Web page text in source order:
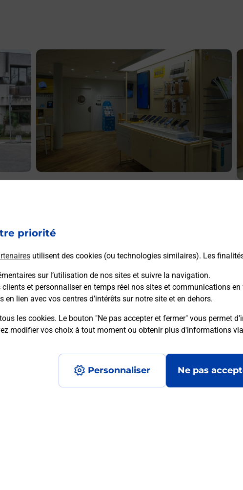
priorité
utilisent des cookies (ou technologies similaires). Les
sur l’utilisation de nos sites et suivre la navigation.
clients et personnaliser en temps réel nos sites et communications
lien avec vos centres d’intérêts sur notre site et en dehors.
les cookies. Le bouton "Ne pas accepter et fermer" vous permet
modifier vos choix à tout moment ou obtenir plus d'informations via
Personnaliser Ne pas
En savoir plus
dans vos bureaux de Poste à LANEUVEVILLE DEVANT
NANCY (54410) !
posées
médaillon d’alarme qu’est ce que